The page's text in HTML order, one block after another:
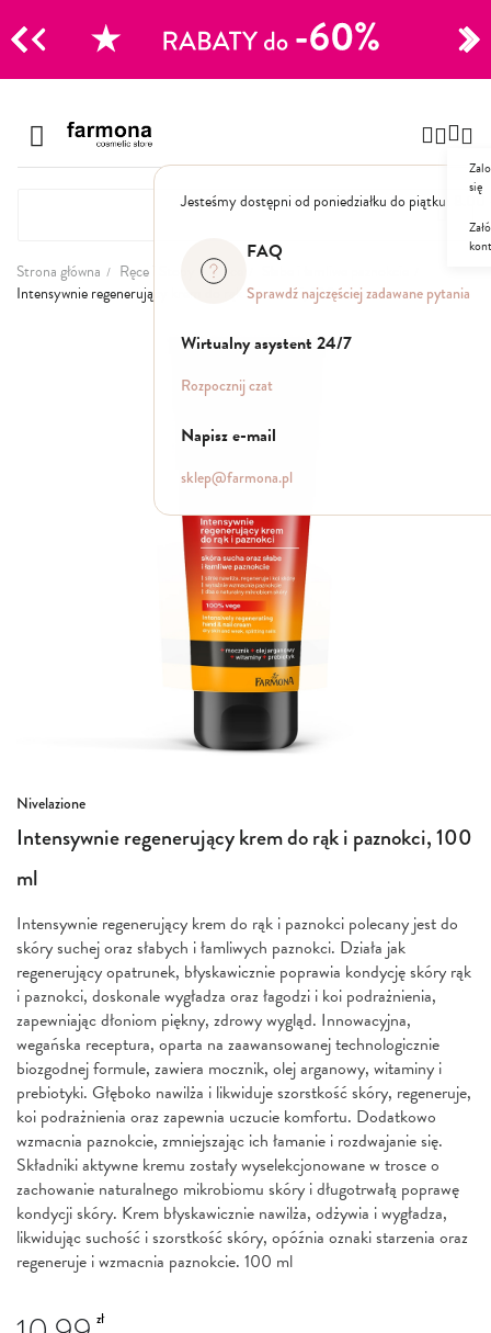
treści
Jesteśmy dostępni od poniedziałku do piątku:
FAQ
Sprawdź najczęściej zadawane pytania
Wirtualny asystent 24/7
Rozpocznij czat
Napisz e-mail
sklep@farmona.pl
się
Szampony
Dla mężczyzn
Strona główna Ręce i Stopy Ręce
Intensywnie regenerujący krem do rąk i paznokci, 100 ml
Nivelazione
Intensywnie regenerujący krem do rąk i paznokci, 100
ml
Intensywnie regenerujący krem do rąk i paznokci polecany jest do
skóry suchej oraz słabych i łamliwych paznokci. Działa jak
regenerujący opatrunek, błyskawicznie poprawia kondycję skóry rąk
i paznokci, doskonale wygładza oraz łagodzi i koi podrażnienia,
zapewniając dłoniom piękny, zdrowy wygląd. Innowacyjna,
wegańska receptura, oparta na zaawansowanej technologicznie
biozgodnej formule, zawiera mocznik, olej arganowy, witaminy i
prebiotyki. Głęboko nawilża i likwiduje szorstkość skóry, regeneruje,
koi podrażnienia oraz zapewnia uczucie komfortu. Dodatkowo
wzmacnia paznokcie, zmniejszając ich łamanie i rozdwajanie się.
Składniki aktywne kremu zostały wyselekcjonowane w trosce o
zachowanie naturalnego mikrobiomu skóry i długotrwałą poprawę
kondycji skóry. Krem błyskawicznie nawilża, odżywia i wygładza,
likwidując suchość i szorstkość skóry, opóźnia oznaki starzenia oraz
regeneruje i wzmacnia paznokcie. 100 ml
zł
Przejdź
na
początek
galerii